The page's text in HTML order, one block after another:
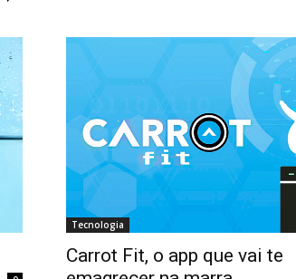
Tecnologia
Carrot Fit, o app que vai te